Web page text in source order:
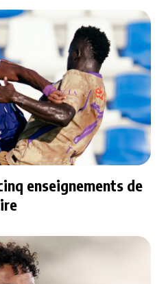
enseignements de